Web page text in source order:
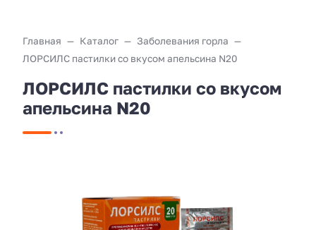
Главная Каталог
Заболевания горла
ЛОРСИЛС пастилки со вкусом апельсина N20
ЛОРСИЛС пастилки со вкусом
апельсина N20